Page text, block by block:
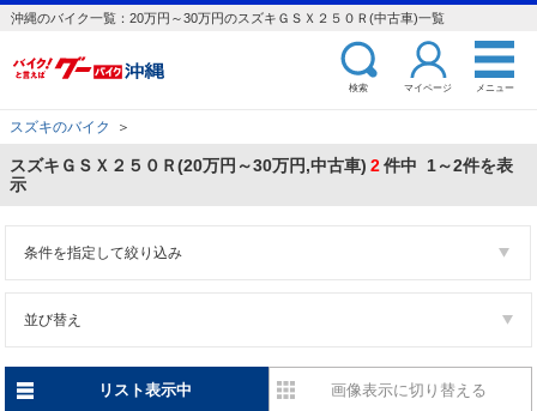
沖縄のバイク一覧：20万円～30万円のスズキＧＳＸ２５０Ｒ(中古車)一覧
検索 マイページ メニュー
スズキのバイク ＞
スズキＧＳＸ２５０Ｒ(20万円～30万円,中古車) 2件中 1～2件を表
示
条件を指定して絞り込み
並び替え
リスト表示中 画像表示に切り替える